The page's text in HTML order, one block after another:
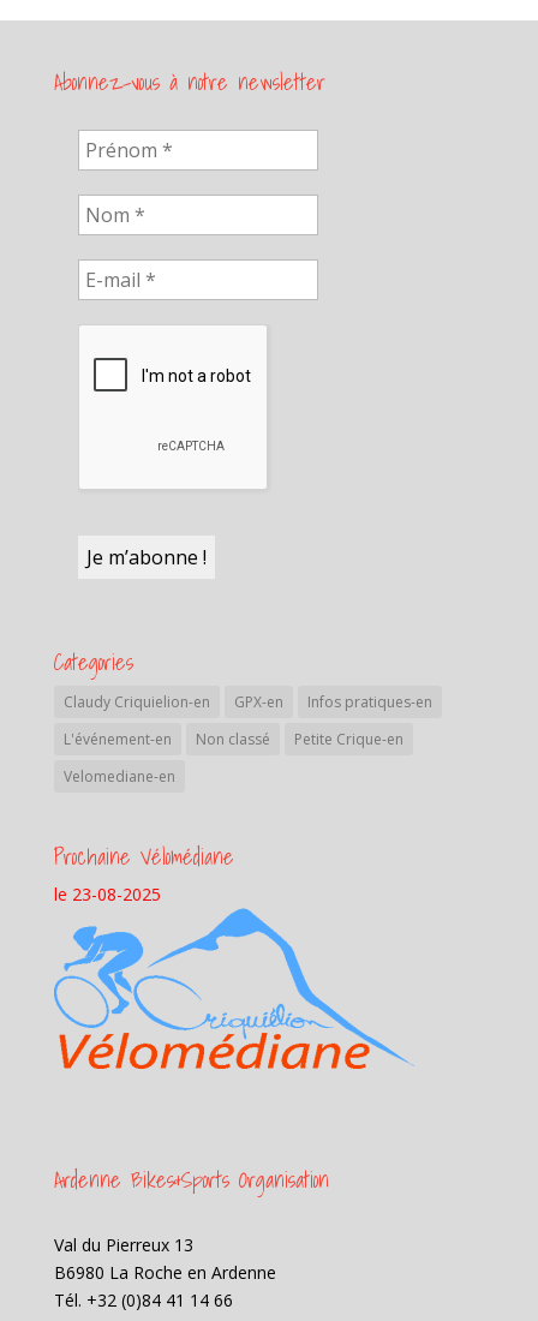
Abonnez-vous à notre newsletter
Categories
Claudy Criquielion-en GPX-en
Infos pratiques-en
L'événement-en
Non classé
Petite Crique-en
Velomediane-en
Prochaine Vélomédiane
le 23-08-2025
Ardenne Bikes&Sports Organisation
Val du Pierreux 13
B6980 La Roche en Ardenne
Tél. +32 (0)84 41 14 66